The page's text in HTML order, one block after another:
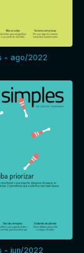
- ago/2022
- jun/2022